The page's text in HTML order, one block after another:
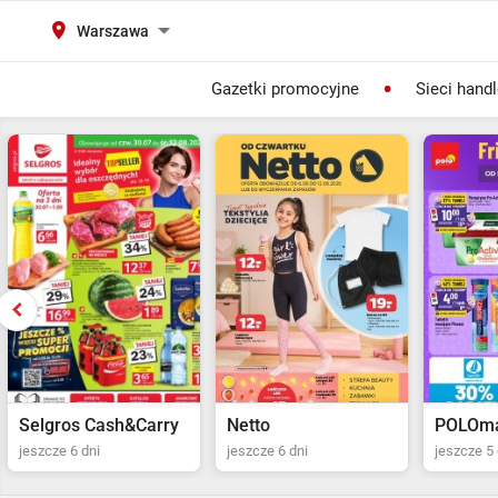
Warszawa
Gazetki promocyjne Sieci
Selgros Cash&Carry
jeszcze 6 dni
Netto
jeszcze 6 dni jeszcze 5